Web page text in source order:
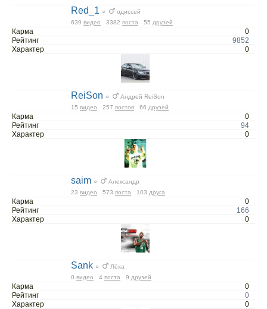
Red_1 ○
одиссей
639 видео 3382 поста 55 друзей
Карма
0
Рейтинг
9852
Характер
0
ReiSon ○
Андрей ReiSon
15 видео 257 постов 66 друзей
Карма
0
Рейтинг
94
Характер
0
saim ○
Александр
23 видео 573 поста 103 друга
Карма
0
Рейтинг
166
Характер
0
Sank ○
Лёха
0 видео 4 поста 9 друзей
Карма
0
Рейтинг
0
Характер
0